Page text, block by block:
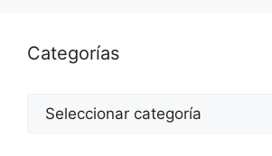
Categorías
Categorías